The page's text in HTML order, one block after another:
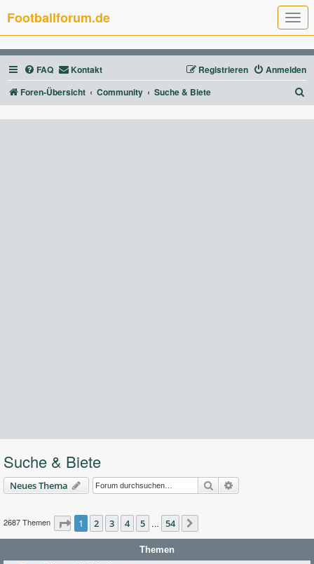
T
o
g
g
l
e
n
a
g
Footballforum.de
FAQ Kontakt Anmelden
Registrieren
Foren-Übersicht
Community Suche & Biete
u
Suche & Biete
Neues Thema Suche
2687 Themen Seite1 von 54
1 2 3 4 5 … 54
Themen